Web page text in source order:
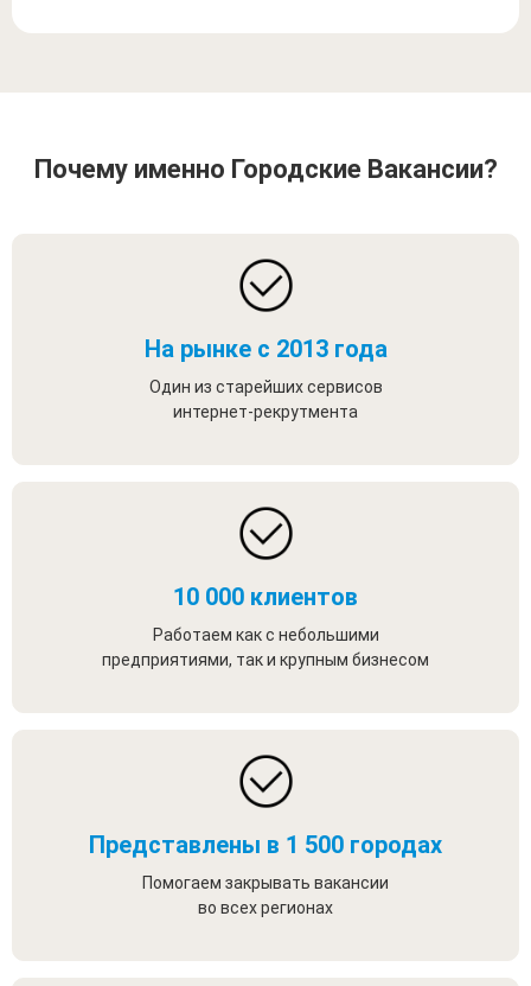
Почему именно Городские Вакансии?
На рынке с 2013 года
Один из старейших сервисов
интернет-рекрутмента
10 000 клиентов
Работаем как с небольшими
предприятиями, так и крупным бизнесом
Представлены в 1 500 городах
Помогаем закрывать вакансии
во всех регионах